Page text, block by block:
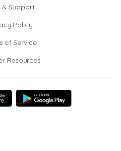
& Support
Policy
of Service
Resources